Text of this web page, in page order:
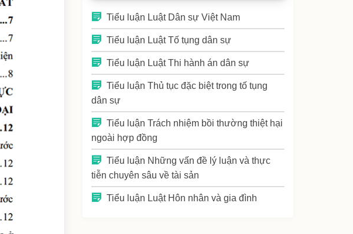
Tiểu luận Luật Dân sự Việt Nam
Tiểu luận Luật Tố tụng dân sự
Tiểu luận Luật Thi hành án dân sự
Tiểu luận Thủ tục đặc biệt trong tố tụng
dân sự
Tiểu luận Trách nhiệm bồi thường thiệt hại
ngoài hợp đồng
Tiểu luận Những vấn đề lý luận và thực
tiễn chuyên sâu về tài sản
Tiểu luận Luật Hôn nhân và gia đình